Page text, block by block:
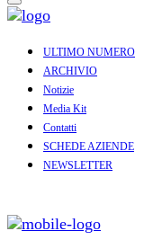
ULTIMO NUMERO
ARCHIVIO
Notizie
Media Kit
Contatti
SCHEDE AZIENDE
NEWSLETTER